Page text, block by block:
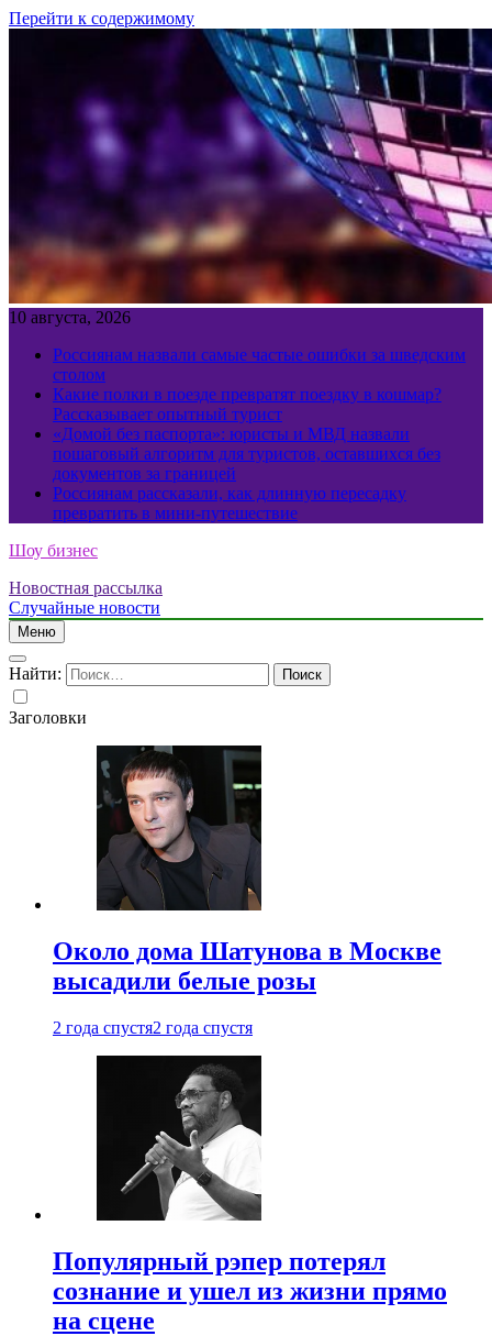
Перейти к содержимому
10 августа, 2026
Россиянам назвали самые частые ошибки за шведским
столом
Какие полки в поезде превратят поездку в кошмар?
Рассказывает опытный турист
«Домой без паспорта»: юристы и МВД назвали
пошаговый алгоритм для туристов, оставшихся без
документов за границей
Россиянам рассказали, как длинную пересадку
превратить в мини-путешествие
Шоу бизнес
Новостная рассылка
Случайные новости
Меню
Найти:
Заголовки
Около дома Шатунова в Москве
высадили белые розы
2 года спустя2 года спустя
Популярный рэпер потерял
сознание и ушел из жизни прямо
на сцене